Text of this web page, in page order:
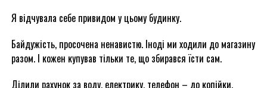
Я відчувала себе привидом у цьому будинку.
Байдужість, просочена ненавистю. Іноді ми ходили до магазину
разом. І кожен купував тільки те, що збирався їсти сам.
Ділили рахунок за воду, електрику, телефон – до копійки.